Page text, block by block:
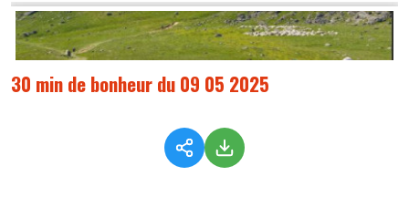
30 min de bonheur du 09 05 2025